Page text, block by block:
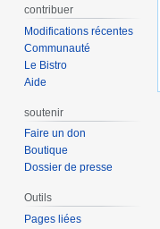
contribuer
Modifications récentes
Communauté
Le Bistro
Aide
soutenir
Faire un don
Boutique
Dossier de presse
Outils
Pages liées